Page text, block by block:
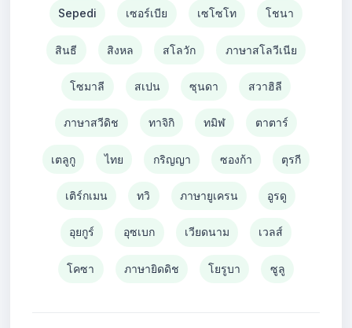
Sepedi เซอร์เบีย เซโซโท โชนา
สินธี สิงหล สโลวัก ภาษาสโลวีเนีย
โซมาลี สเปน ซุนดา สวาฮิลี
ภาษาสวีดิช ทาจิกิ ทมิฬ ตาตาร์
เตลูกู ไทย กริญญา ซองก้า ตุรกี
เติร์กเมน ทวิ ภาษายูเครน อูรดู
อุยกูร์ อุซเบก เวียดนาม เวลส์
โคซา ภาษายิดดิช โยรูบา ซูลู